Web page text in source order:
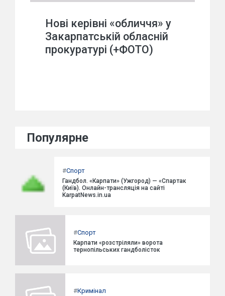
Нові керівні «обличчя» у
Закарпатській обласній
прокуратурі (+ФОТО)
Популярне
#Спорт
Гандбол. «Карпати» (Ужгород) — «Спартак
(Київ). Онлайн-трансляція на сайті
KarpatNews.in.ua
#Спорт
Карпати «розстріляли» ворота
тернопільських гандболісток
#Кримінал